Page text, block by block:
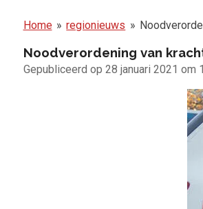
Home » regionieuws »
Noodverordening van
Gepubliceerd op 28 januari 2021 om